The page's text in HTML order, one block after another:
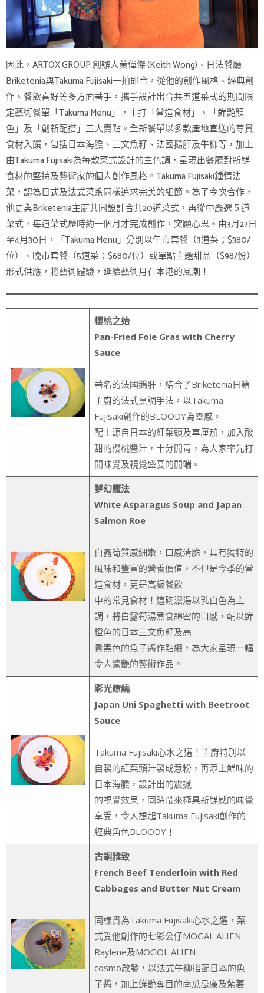
因此，ARTOX GROUP 創辦人黃偉傑 (Keith Wong)、日法餐廳
Briketenia與Takuma Fujisaki一拍即合，從他的創作風格、經典創
作、餐飲喜好等多方面著手，攜手設計出合共五道菜式的期間限
定藝術餐單「Takuma Menu」，主打「當造食材」、「鮮艷顏
色」及「創新配搭」三大賣點。全新餐單以多款產地直送的尊貴
食材入饌，包括日本海膽、三文魚籽、法國鵝肝及牛柳等，加上
由Takuma Fujisaki為每款菜式設計的主色調，呈現出餐廳對新鮮
食材的堅持及藝術家的個人創作風格。Takuma Fujisaki鍾情法
菜，認為日式及法式菜系同樣追求完美的細節。為了今次合作，
他更與Briketenia主廚共同設計合共20道菜式，再從中嚴選５道
菜式，每道菜式歷時約一個月才完成創作，突顯心思。由3月27日
至4月30日，「Takuma Menu」分別以午市套餐（3道菜；$380/
位）、晚市套餐（5道菜；$680/位）或單點主題甜品（$98/份）
形式供應，將藝術體驗，延續藝術月在本港的風潮！
櫻桃之始
Pan-Fried Foie Gras with Cherry
Sauce
著名的法國鵝肝，結合了Briketenia日籍
主廚的法式烹調手法，以Takuma
Fujisaki創作的BLOODY為靈感，
配上源自日本的紅菜頭及車厘茄，加入酸
甜的櫻桃醬汁，十分開胃，為大家率先打
開味覺及視覺盛宴的開端。
夢幻魔法
White Asparagus Soup and Japan
Salmon Roe
白露筍質感細嫩，口感清脆，具有獨特的
風味和豐富的營養價值，不但是今季的當
造食材，更是高級餐飲
中的常見食材！這碗濃湯以乳白色為主
調，將白露筍湯煮食綿密的口感，輔以鮮
橙色的日本三文魚籽及高
貴黑色的魚子醬作點綴，為大家呈現一幅
令人驚艷的藝術作品。
彩光繚繞
Japan Uni Spaghetti with Beetroot
Sauce
Takuma Fujisaki心水之選！主廚特別以
自製的紅菜頭汁製成意粉，再添上鮮味的
日本海膽，設計出的震撼
的視覺效果，同時帶來極具新鮮感的味覺
享受，令人想起Takuma Fujisaki創作的
經典角色BLOODY！
古銅雅致
French Beef Tenderloin with Red
Cabbages and Butter Nut Cream
同樣貴為Takuma Fujisaki心水之選，菜
式受他創作的七彩公仔MOGAL ALIEN
Raylene及MOGOL ALIEN
cosmo啟發，以法式牛柳搭配日本的魚
子醬，加上鮮艷奪目的南瓜忌廉及紫薯